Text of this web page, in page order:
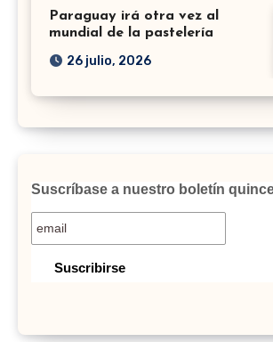
Paraguay irá otra vez al
mundial de la pastelería
26 julio, 2026
Suscríbase a nuestro boletín